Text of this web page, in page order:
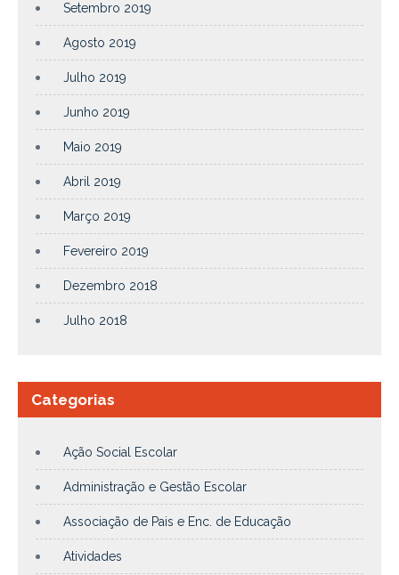
Setembro 2019
Agosto 2019
Julho 2019
Junho 2019
Maio 2019
Abril 2019
Março 2019
Fevereiro 2019
Dezembro 2018
Julho 2018
Categorias
Ação Social Escolar
Administração e Gestão Escolar
Associação de Pais e Enc. de Educação
Atividades